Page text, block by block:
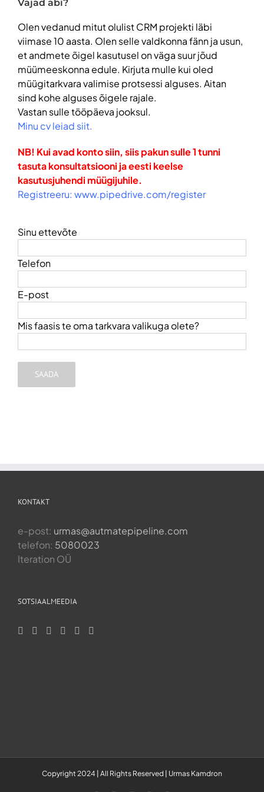
professionaalsel tasemel täiustada.
Kristo Sootalu,FACTORY.SALE LTD
sündis juba esimesel kohtumisel plaan
teha koolituste sari, et meie tiim saaks
järjepidevat täiendust ning vahepeal
praktikas rakendatu osas tekkinud
küsimused vastused ja teooria
kinnistatud.
Meile sobis, et koolitus ei olnud liiga
teoreetiline vaid keskenduti
praktilistele näidetele ja reaalsetele
igapäevatöös kasutada saavad. Selle
tõid oma tagasisides välja ka meie
koolitatavad ning seda peame ise
selgeks märgiks, et koolitus läks igati
korda ja täitis oma eesmärki.
Marika Mäsak,MyFitness
Vajad abi?
Olen vedanud mitut olulist CRM projekti läbi
viimase 10 aasta. Olen selle valdkonna fänn ja usun,
et andmete õigel kasutusel on väga suur jõud
müümeeskonna edule. Kirjuta mulle kui oled
müügitarkvara valimise protsessi alguses. Aitan
sind kohe alguses õigele rajale.
Vastan sulle tööpäeva jooksul.
Minu cv leiad siit.
NB! Kui avad konto siin, siis pakun sulle 1 tunni
tasuta konsultatsiooni ja eesti keelse
kasutusjuhendi müügijuhile.
Registreeru: www.pipedrive.com/register
Sinu ettevõte
Telefon
E-post
Mis faasis te oma tarkvara valikuga olete?
KONTAKT
e-post: urmas@autmatepipeline.com
telefon: 5080023
Iteration OÜ
SOTSIAALMEEDIA
Copyright 2024 | All Rights Reserved | Urmas Kamdron